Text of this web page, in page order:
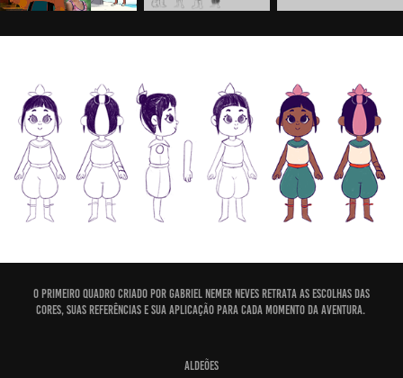
O primeiro quadro criado por Gabriel Nemer Neves retrata as escolhas das
cores, suas referências e sua aplicação para cada momento da aventura.
Aldeões